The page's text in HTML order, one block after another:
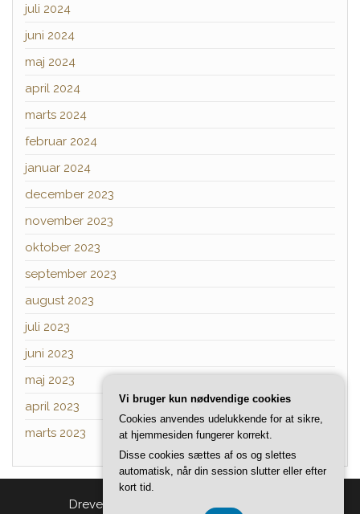
juli 2024
juni 2024
maj 2024
april 2024
marts 2024
februar 2024
januar 2024
december 2023
november 2023
oktober 2023
september 2023
august 2023
juli 2023
juni 2023
maj 2023
april 2023
marts 2023
Drevet af
Vi bruger kun nødvendige cookies
Cookies anvendes udelukkende for at sikre,
at hjemmesiden fungerer korrekt.
Disse cookies sættes af os og slettes
automatisk, når din session slutter eller efter
kort tid.